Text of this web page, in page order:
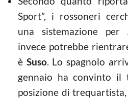
Sport”, i rossoneri
una sistemazione per
invece potrebbe
è Suso. Lo spagnolo
gennaio ha convinto il
posizione di